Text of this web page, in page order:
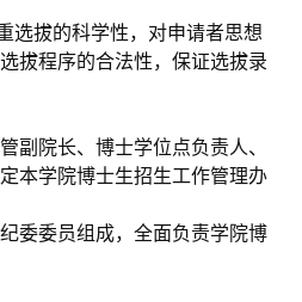
选拔的科学性，对申请者思想
拔程序的合法性，保证选拔录
副院长、博士学位点负责人、
本学院博士生招生工作管理办
委委员组成，全面负责学院博